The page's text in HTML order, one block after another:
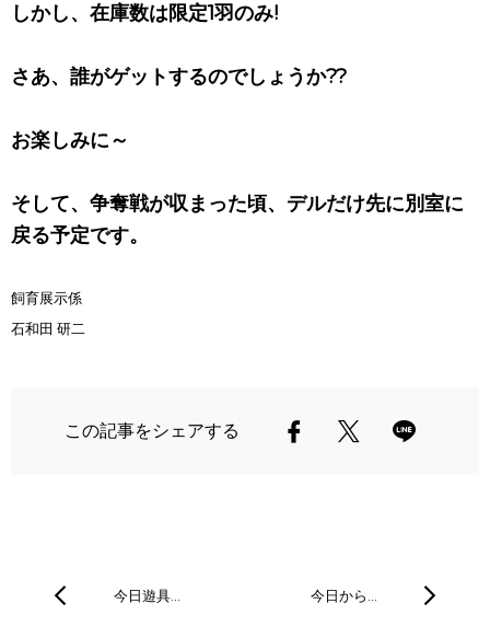
しかし、在庫数は限定1羽のみ!
さあ、誰がゲットするのでしょうか??
お楽しみに～
そして、争奪戦が収まった頃、デルだけ先に別室に
戻る予定です。
飼育展示係
石和田 研二
この記事をシェアする
今日遊具… 今日から…